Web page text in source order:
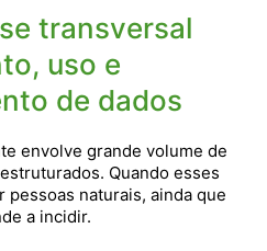
transversal
uso e
de dados
envolve grande volume de
Quando esses
naturais, ainda que
a incidir.